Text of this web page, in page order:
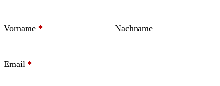
Vorname * Nachname
Email *